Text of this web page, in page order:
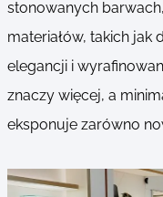
stonowanych
materiałów, takich
elegancji i
znaczy więcej, a
eksponuje zarówno